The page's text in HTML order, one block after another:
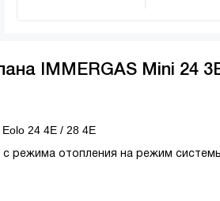
IMMERGAS Mini 24
24 4E / 28 4E
с режима отопления на режим